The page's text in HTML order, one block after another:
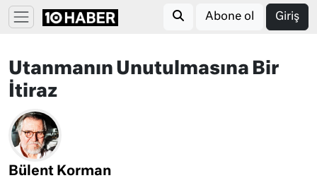
Abone ol Giriş
Utanmanın Unutulmasına Bir
İtiraz
Bülent Korman